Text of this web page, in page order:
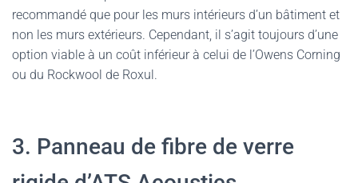
recommandé que pour les murs intérieurs d’un bâtiment et
non les murs extérieurs. Cependant, il s’agit toujours d’une
option viable à un coût inférieur à celui de l’Owens Corning
ou du Rockwool de Roxul.
3. Panneau de fibre de verre